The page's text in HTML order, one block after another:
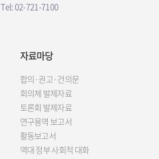
Tel: 02-721-7100
자료마당
합의·권고·건의문
회의체 발제자료
토론회 발제자료
연구용역 보고서
활동보고서
역대 정부 사회적 대화